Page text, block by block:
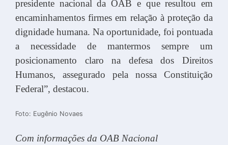
presidente nacional da OAB e que resultou em
encaminhamentos firmes em relação à proteção da
dignidade humana. Na oportunidade, foi pontuada
a necessidade de mantermos sempre um
posicionamento claro na defesa dos Direitos
Humanos, assegurado pela nossa Constituição
Federal”, destacou.
Foto: Eugênio Novaes
Com informações da OAB Nacional